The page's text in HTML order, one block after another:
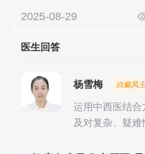
2025-08-29
医生回答
杨雪梅 白癜风
运用中西医结合
及对复杂、疑